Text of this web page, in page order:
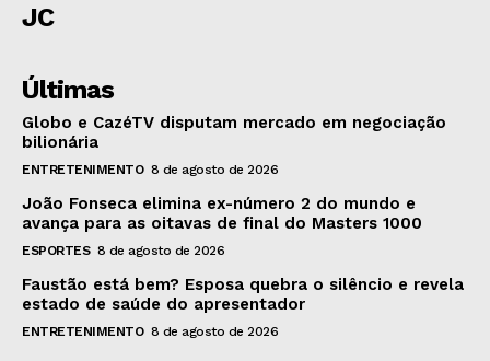
JC
Últimas
Globo e CazéTV disputam mercado em negociação
bilionária
ENTRETENIMENTO 8 de agosto de 2026
João Fonseca elimina ex-número 2 do mundo e
avança para as oitavas de final do Masters 1000
ESPORTES 8 de agosto de 2026
Faustão está bem? Esposa quebra o silêncio e revela
estado de saúde do apresentador
ENTRETENIMENTO 8 de agosto de 2026